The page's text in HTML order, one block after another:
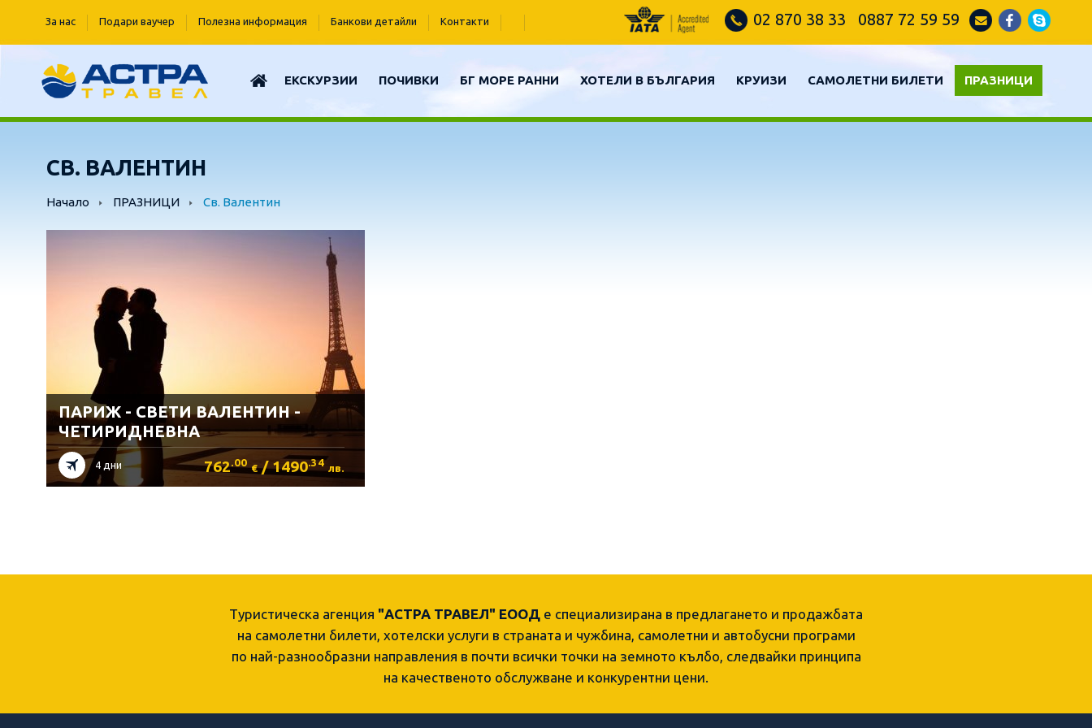
За нас Подари ваучер Полезна информация Банкови детайли Контакти 02 870 38 33 0887 72 59 59
ЕКСКУРЗИИ ПОЧИВКИ БГ МОРЕ РАННИ ХОТЕЛИ В БЪЛГАРИЯ КРУИЗИ САМОЛЕТНИ БИЛЕТИ ПРАЗНИЦИ
СВ. ВАЛЕНТИН
Начало ПРАЗНИЦИ Св. Валентин
ПАРИЖ - СВЕТИ ВАЛЕНТИН -
ЧЕТИРИДНЕВНА
4 дни 762.00 €/ 1490.34 лв.
Туристическа агенция "АСТРА ТРАВЕЛ" ЕООД е специализирана в предлагането и продажбата
на самолетни билети, хотелски услуги в страната и чужбина, самолетни и автобусни програми
по най-разнообразни направления в почти всички точки на земното кълбо, следвайки принципа
на качественото обслужване и конкурентни цени.